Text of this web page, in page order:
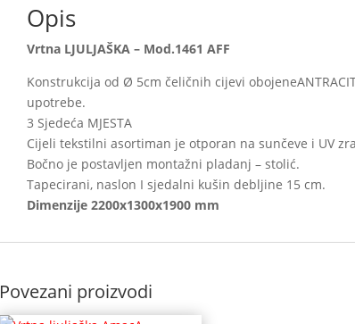
Opis
Vrtna LJULJAŠKA – Mod.1461 AFF
Konstrukcija od Ø 5cm čeličnih cijevi
upotrebe.
3 Sjedeća MJESTA
Cijeli tekstilni asortiman je otporan na sunčeve i UV
Bočno je postavljen montažni pladanj – stolić.
Tapecirani, naslon I sjedalni kušin debljine 15 cm.
Dimenzije 2200x1300x1900 mm
Povezani proizvodi